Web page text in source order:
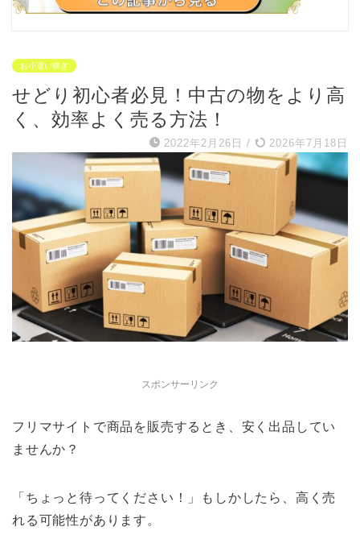
お小遣い稼ぎ
せどり初心者必見！中古の物をより高
く、効率よく売る方法！
2022年2月26日 / 2026年7月18日
スポンサーリンク
フリマサイトで商品を販売するとき、安く出品してい
ませんか？
「ちょっと待ってください！」もしかしたら、高く売
れる可能性があります。